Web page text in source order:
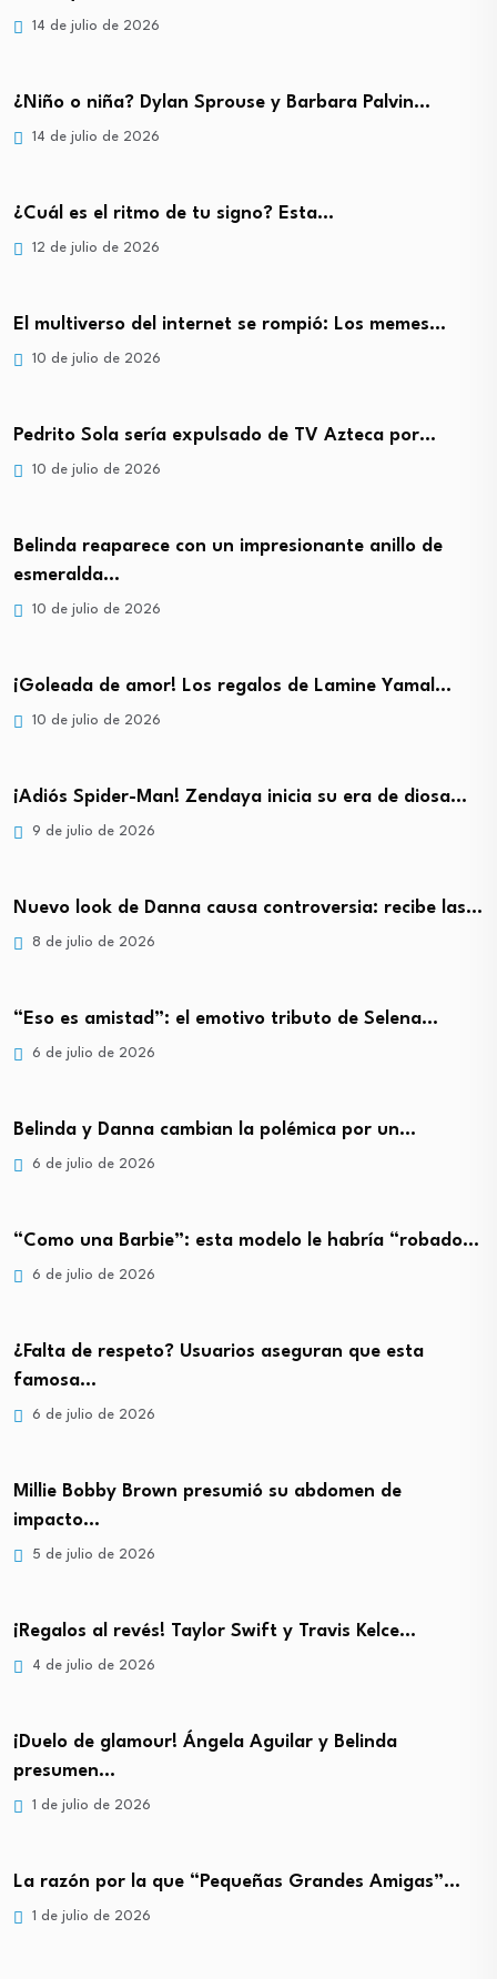
14 de julio de 2026
¿Niño o niña? Dylan Sprouse y Barbara Palvin…
14 de julio de 2026
¿Cuál es el ritmo de tu signo? Esta…
12 de julio de 2026
El multiverso del internet se rompió: Los memes…
10 de julio de 2026
Pedrito Sola sería expulsado de TV Azteca por…
10 de julio de 2026
Belinda reaparece con un impresionante anillo de
esmeralda…
10 de julio de 2026
¡Goleada de amor! Los regalos de Lamine Yamal…
10 de julio de 2026
¡Adiós Spider-Man! Zendaya inicia su era de diosa…
9 de julio de 2026
Nuevo look de Danna causa controversia: recibe las…
8 de julio de 2026
“Eso es amistad”: el emotivo tributo de Selena…
6 de julio de 2026
Belinda y Danna cambian la polémica por un…
6 de julio de 2026
“Como una Barbie”: esta modelo le habría “robado…
6 de julio de 2026
¿Falta de respeto? Usuarios aseguran que esta
famosa…
6 de julio de 2026
Millie Bobby Brown presumió su abdomen de
impacto…
5 de julio de 2026
¡Regalos al revés! Taylor Swift y Travis Kelce…
4 de julio de 2026
¡Duelo de glamour! Ángela Aguilar y Belinda
presumen…
1 de julio de 2026
La razón por la que “Pequeñas Grandes Amigas”…
1 de julio de 2026